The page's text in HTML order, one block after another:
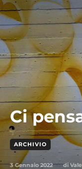
Ci
ARCHIVIO
3 Gennaio 2022 di